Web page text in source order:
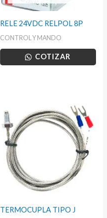
RELE 24VDC RELPOL 8P
CONTROL Y MANDO
COTIZAR
TERMOCUPLA TIPO J